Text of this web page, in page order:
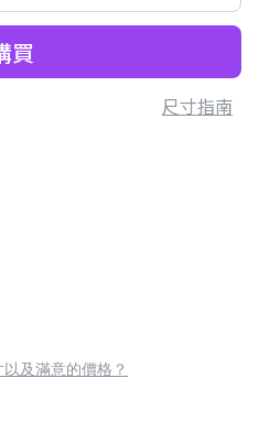
買
尺寸指南
及滿意的價格？